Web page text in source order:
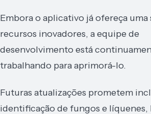
Embora o aplicativo já ofereça uma
recursos inovadores, a equipe de
desenvolvimento está
trabalhando para aprimorá-lo.
Futuras atualizações prometem
identificação de fungos e líquenes,